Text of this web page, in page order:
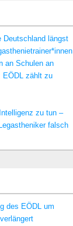
wissen müssen
Deutschland längst
an Schulen an
EÖDL zählt zu
zu tun –
falsch
des EÖDL um